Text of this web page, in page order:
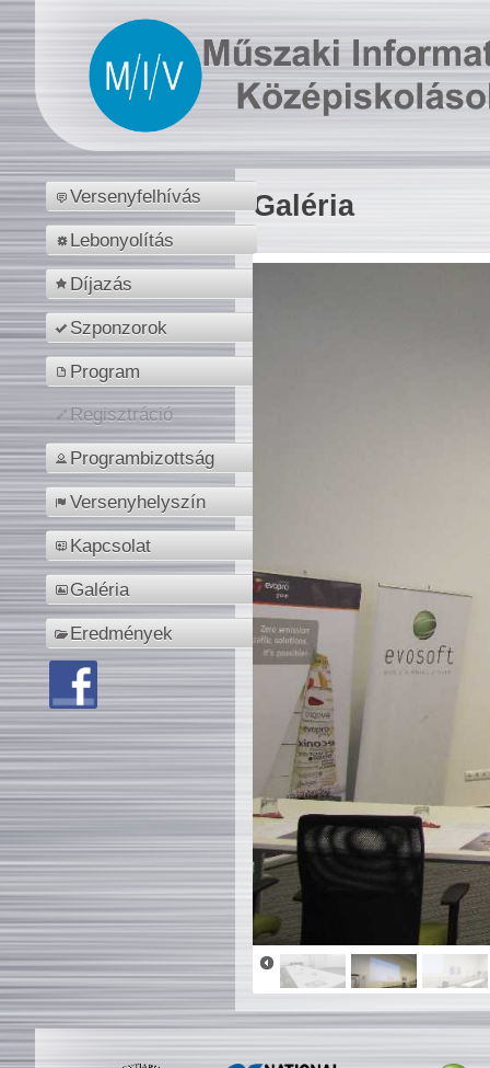
Versenyfelhívás
Lebonyolítás
Díjazás
Szponzorok
Program
Regisztráció
Programbizottság
Versenyhelyszín
Kapcsolat
Galéria
Eredmények
Galéria